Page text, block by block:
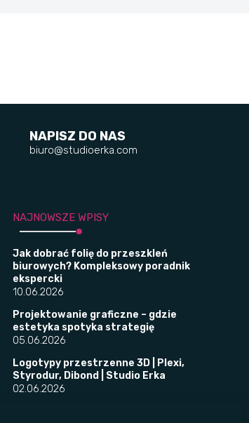
NAPISZ DO NAS
biuro@studioerka.com
NAJNOWSZE WPISY
Jak dobrać folię do przeszkleń
biurowych? Kompleksowy poradnik
ekspercki
10.06.2026
Projektowanie graficzne – gdzie
estetyka spotyka strategię
05.06.2026
Logotypy przestrzenne 3D | Plexi,
Styrodur, Dibond | Studio Erka
02.06.2026